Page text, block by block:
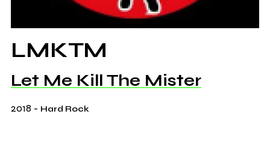
LMKTM
Let Me Kill The Mister
2018 - Hard Rock